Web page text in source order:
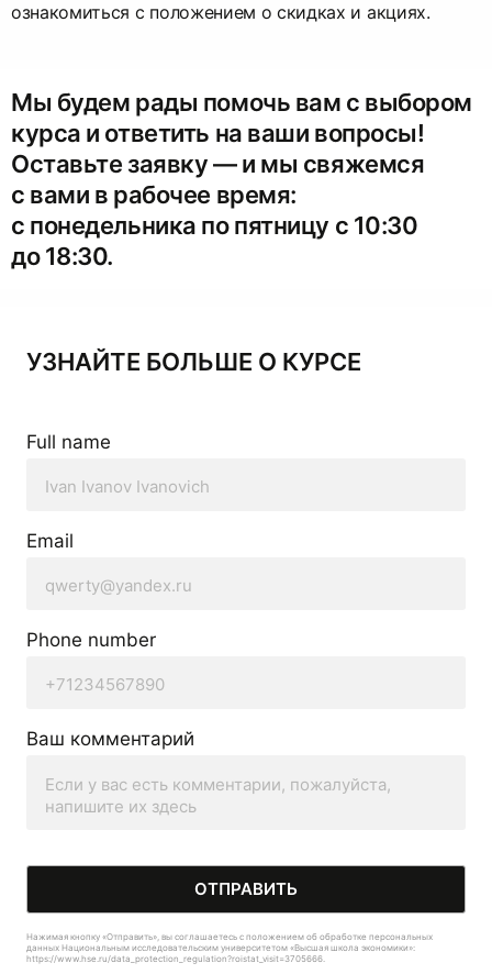
ознакомиться с положением о скидках и акциях.
Мы будем рады помочь вам с выбором
курса и ответить на ваши вопросы!
Оставьте заявку — и мы свяжемся
с вами в рабочее время:
с понедельника по пятницу с 10:30
до 18:30.
УЗНАЙТЕ БОЛЬШЕ О КУРСЕ
Full name
Email
Phone number
Ваш комментарий
Нажимая кнопку «Отправить», вы соглашаетесь с положением об обработке персональных
данных Национальным исследовательским университетом «Высшая школа экономики»:
https://www.hse.ru/data_protection_regulation?roistat_visit=3705666.
ОТПРАВИТЬ